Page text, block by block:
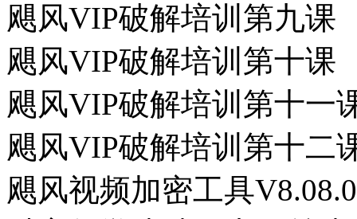
飓风VIP破解培训第九课
飓风VIP破解培训第十课
飓风VIP破解培训第十一
飓风VIP破解培训第十二
飓风视频加密工具